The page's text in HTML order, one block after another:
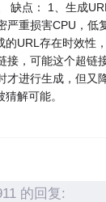
缺点： 1、生成
严重损害CPU，低
的URL存在时效性
接，可能这个超链
才进行生成，但又
解可能。
的回复: